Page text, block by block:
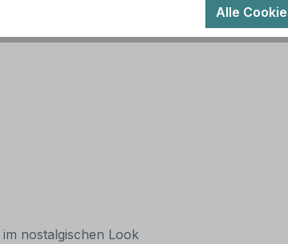
im nostalgischen Look
Alle